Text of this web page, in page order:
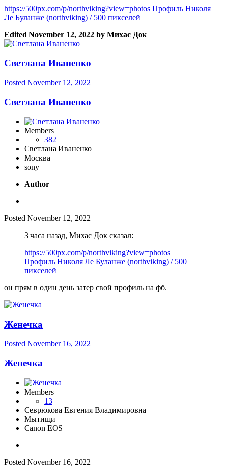
https://500px.com/p/northviking?view=photos Профиль Николя
Ле Буланже (northviking) / 500 пикселей
Edited November 12, 2022 by Михас Док
Светлана Иваненко
Posted November 12, 2022
Светлана Иваненко
Members
382
Светлана Иваненко
Москва
sony
Author
Posted November 12, 2022
3 часа назад, Михас Док сказал:
https://500px.com/p/northviking?view=photos
Профиль Николя Ле Буланже (northviking) / 500
пикселей
он прям в один день затер свой профиль на фб.
Женечка
Posted November 16, 2022
Женечка
Members
13
Севрюкова Евгения Владимировна
Мытищи
Canon EOS
Posted November 16, 2022